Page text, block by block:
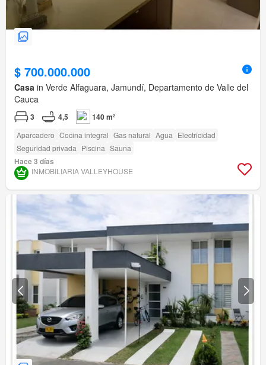
$ 700.000.000
Casa in Verde Alfaguara, Jamundí, Departamento de Valle del
Cauca
3 4,5 140 m²
Aparcadero Cocina integral Gas natural Agua Electricidad
Seguridad privada Piscina Sauna
Hace 3 días
INMOBILIARIA VALLEYHOUSE